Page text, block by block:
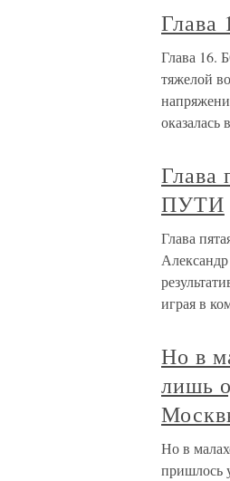
Глава
тяжелой
оказалась
ПУТИ
Глава
играя в
Но в
лишь
Но в
пришлось